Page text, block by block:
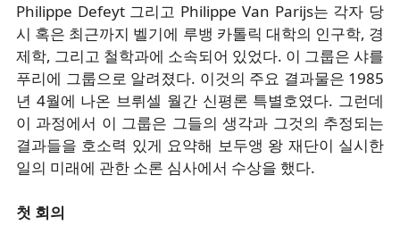
Philippe Defeyt 그리고 Philippe Van Parijs는 각자 당
시 혹은 최근까지 벨기에 루뱅 카톨릭 대학의 인구학, 경
제학, 그리고 철학과에 소속되어 있었다. 이 그룹은 샤를
푸리에 그룹으로 알려졌다. 이것의 주요 결과물은 1985
년 4월에 나온 브뤼셀 월간 신평론 특별호였다. 그런데
이 과정에서 이 그룹은 그들의 생각과 그것의 추정되는
결과들을 호소력 있게 요약해 보두앵 왕 재단이 실시한
일의 미래에 관한 소론 심사에서 수상을 했다.
첫 회의